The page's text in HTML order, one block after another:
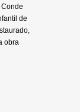
de
obra